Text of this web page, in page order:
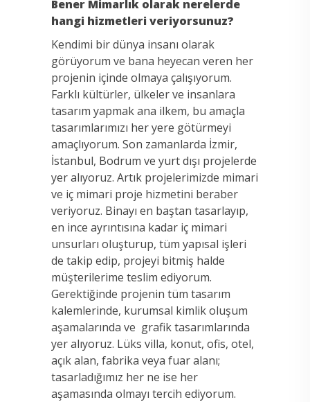
Bener Mimarlık olarak nerelerde
hangi hizmetleri veriyorsunuz?
Kendimi bir dünya insanı olarak
görüyorum ve bana heyecan veren her
projenin içinde olmaya çalışıyorum.
Farklı kültürler, ülkeler ve insanlara
tasarım yapmak ana ilkem, bu amaçla
tasarımlarımızı her yere götürmeyi
amaçlıyorum. Son zamanlarda İzmir,
İstanbul, Bodrum ve yurt dışı projelerde
yer alıyoruz. Artık projelerimizde mimari
ve iç mimari proje hizmetini beraber
veriyoruz. Binayı en baştan tasarlayıp,
en ince ayrıntısına kadar iç mimari
unsurları oluşturup, tüm yapısal işleri
de takip edip, projeyi bitmiş halde
müşterilerime teslim ediyorum.
Gerektiğinde projenin tüm tasarım
kalemlerinde, kurumsal kimlik oluşum
aşamalarında ve grafik tasarımlarında
yer alıyoruz. Lüks villa, konut, ofis, otel,
açık alan, fabrika veya fuar alanı;
tasarladığımız her ne ise her
aşamasında olmayı tercih ediyorum.